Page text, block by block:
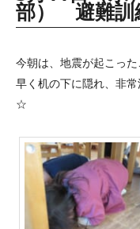
部） 避難訓
今朝は、地震が起こっ
早く机の下に隠れ、非
☆